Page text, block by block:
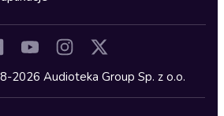
2026 Audioteka Group Sp. z o.o.